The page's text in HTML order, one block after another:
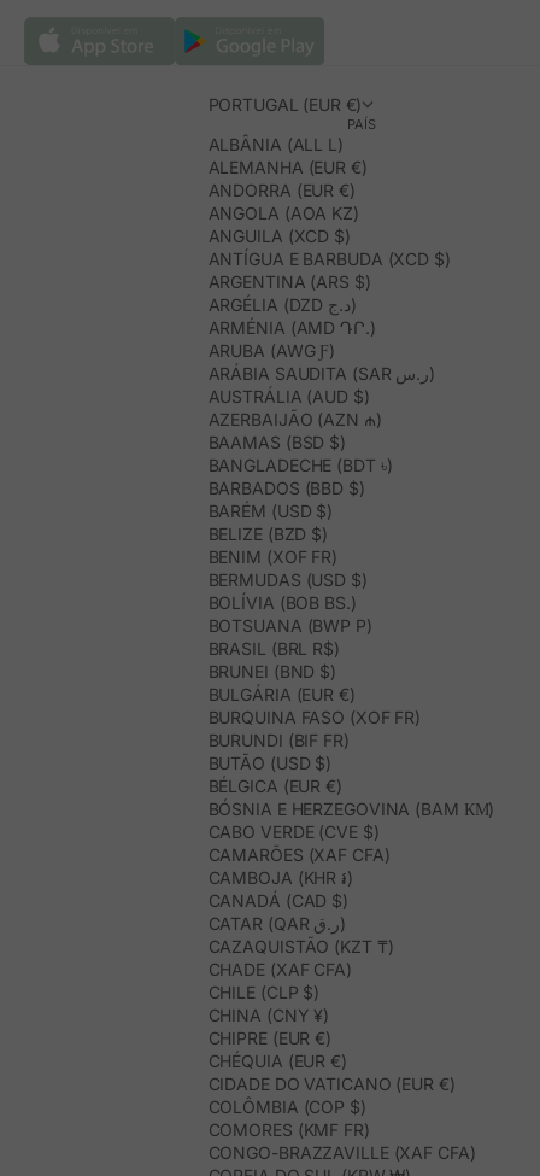
PORTUGAL (EUR €)
PAÍS
ALBÂNIA (ALL L)
ALEMANHA (EUR €)
ANDORRA (EUR €)
ANGOLA (AOA KZ)
ANGUILA (XCD $)
ANTÍGUA E BARBUDA (XCD $)
ARGENTINA (ARS $)
ARGÉLIA (DZD د.ج)
ARMÉNIA (AMD ԴՐ.)
ARUBA (AWG Ƒ)
ARÁBIA SAUDITA (SAR ر.س)
AUSTRÁLIA (AUD $)
AZERBAIJÃO (AZN ₼)
BAAMAS (BSD $)
BANGLADECHE (BDT ৳)
BARBADOS (BBD $)
BARÉM (USD $)
BELIZE (BZD $)
BENIM (XOF FR)
BERMUDAS (USD $)
BOLÍVIA (BOB BS.)
BOTSUANA (BWP P)
BRASIL (BRL R$)
BRUNEI (BND $)
BULGÁRIA (EUR €)
BURQUINA FASO (XOF FR)
BURUNDI (BIF FR)
BUTÃO (USD $)
BÉLGICA (EUR €)
BÓSNIA E HERZEGOVINA (BAM КМ)
CABO VERDE (CVE $)
CAMARÕES (XAF CFA)
CAMBOJA (KHR ៛)
CANADÁ (CAD $)
CATAR (QAR ر.ق)
CAZAQUISTÃO (KZT ₸)
CHADE (XAF CFA)
CHILE (CLP $)
CHINA (CNY ¥)
CHIPRE (EUR €)
CHÉQUIA (EUR €)
CIDADE DO VATICANO (EUR €)
COLÔMBIA (COP $)
COMORES (KMF FR)
CONGO-BRAZZAVILLE (XAF CFA)